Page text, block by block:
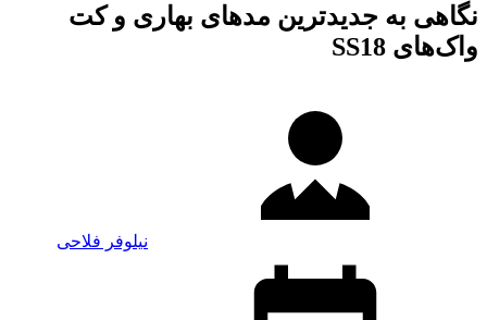
نگاهی به جدیدترین مدهای بهاری و کت
واک‌های SS18
نیلوفر فلاحی